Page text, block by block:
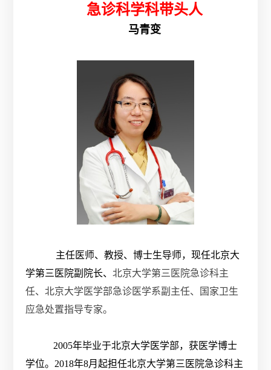
急诊科学科带头人
马青变
主任医师、教授、博士生导师，现任北京大
学第三医院副院长、北京大学第三医院急诊科主
任、北京大学医学部急诊医学系副主任、国家卫生
应急处置指导专家。
2005年毕业于北京大学医学部，获医学博士
学位。2018年8月起担任北京大学第三医院急诊科主